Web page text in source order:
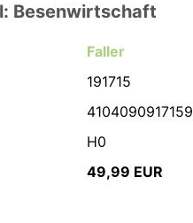
Besenwirtschaft
Faller
191715
4104090917159
H0
49,99 EUR